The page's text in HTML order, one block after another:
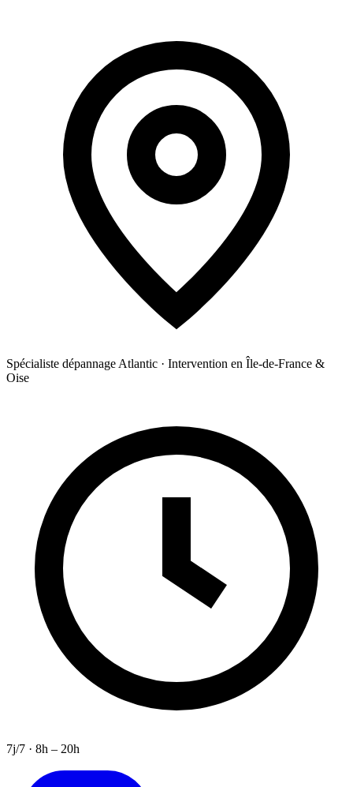
Spécialiste dépannage Atlantic · Intervention en Île-de-France &
Oise
7j/7 · 8h – 20h